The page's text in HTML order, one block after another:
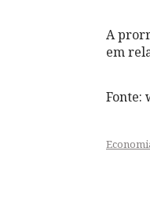
A
em
Fonte: